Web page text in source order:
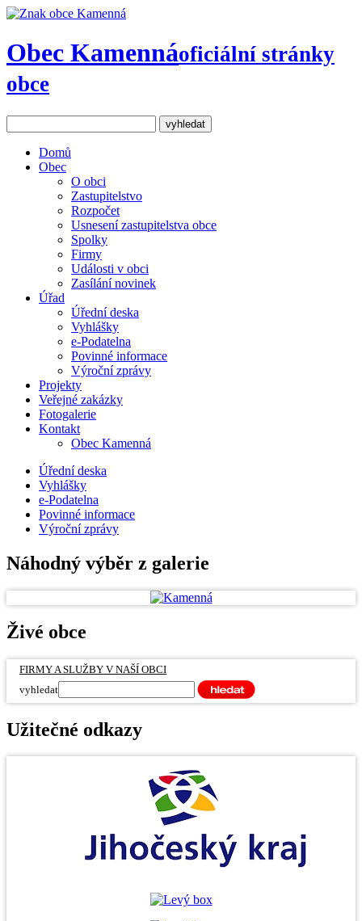
Obec Kamennáoficiální stránky
obce
Domů
Obec
O obci
Zastupitelstvo
Rozpočet
Usnesení zastupitelstva obce
Spolky
Firmy
Události v obci
Zasílání novinek
Úřad
Úřední deska
Vyhlášky
e-Podatelna
Povinné informace
Výroční zprávy
Projekty
Veřejné zakázky
Fotogalerie
Kontakt
Obec Kamenná
Úřední deska
Vyhlášky
e-Podatelna
Povinné informace
Výroční zprávy
Náhodný výběr z galerie
Živé obce
FIRMY A SLUŽBY V NAŠÍ OBCI
vyhledat
Užitečné odkazy